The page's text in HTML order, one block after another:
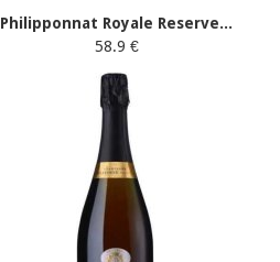
Philipponnat Royale Reserve...
58.9 €